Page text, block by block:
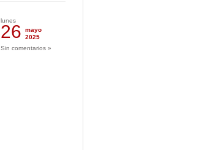
lunes
26
mayo
2025
Sin comentarios »